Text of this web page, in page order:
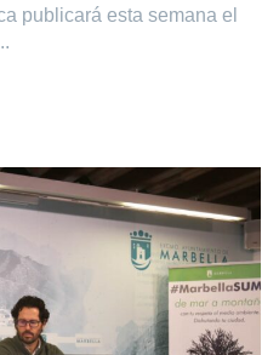
publicará esta semana el